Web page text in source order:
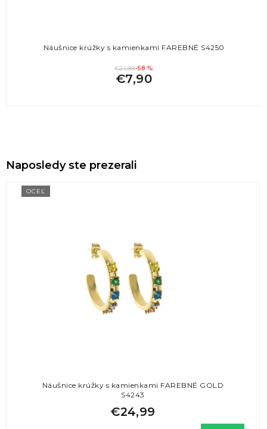
Náušnice krúžky s kamienkami FAREBNÉ S4250
€24,99-68 %
€7,90
Naposledy ste prezerali
OCEĽ
Náušnice krúžky s kamienkami FAREBNÉ GOLD
S4243
€24,99